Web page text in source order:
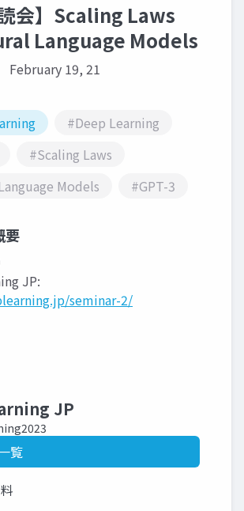
読会】Scaling Laws
Language Models
February 19, 21
#Deep Learning
#Scaling Laws
Models
#GPT-3
要
JP:
seminar-2/
JP
覧